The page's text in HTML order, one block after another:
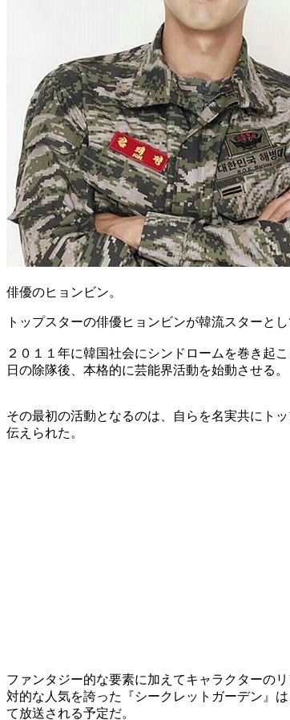
俳優のヒョンビン。
トップスターの俳優ヒョンビンが韓流スターとし
２０１１年に韓国社会にシンドロームを巻き起
日の除隊後、本格的に芸能界活動を始動させる。
その最初の活動となるのは、自らを名実共にト
伝えられた。
ファンタジー的な要素に加えてキャラクターの
対的な人気を誇った『シークレットガーデン』
て放送される予定だ。